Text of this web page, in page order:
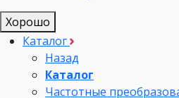
Хорошо
Каталог
Назад
Каталог
Частотные